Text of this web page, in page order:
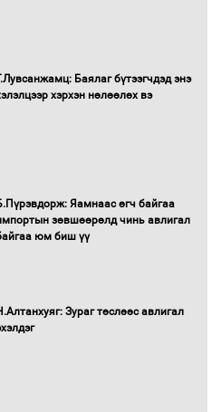
Баялаг бүтээгчдэд энэ
хэрхэн нөлөөлөх вэ
Яамнаас өгч байгаа
зөвшөөрөлд чинь авлигал
юм биш үү
Зураг төслөөс авлигал